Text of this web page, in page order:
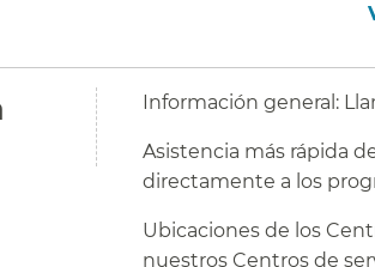
Información general:
Asistencia más rápida
directamente a los
Ubicaciones de los
nuestros Centros de